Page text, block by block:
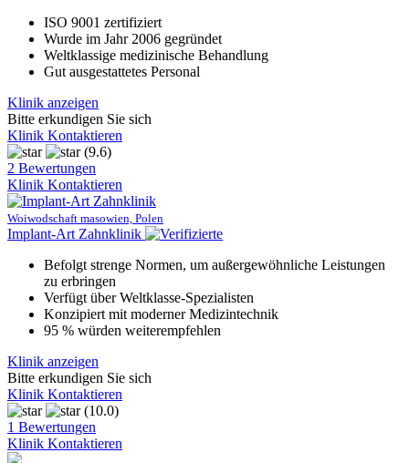
ISO 9001 zertifiziert
Wurde im Jahr 2006 gegründet
Weltklassige medizinische Behandlung
Gut ausgestattetes Personal
Klinik anzeigen
Bitte erkundigen Sie sich
Klinik Kontaktieren
(9.6)
2 Bewertungen
Klinik Kontaktieren
Woiwodschaft masowien, Polen
Implant-Art Zahnklinik
Befolgt strenge Normen, um außergewöhnliche Leistungen
zu erbringen
Verfügt über Weltklasse-Spezialisten
Konzipiert mit moderner Medizintechnik
95 % würden weiterempfehlen
Klinik anzeigen
Bitte erkundigen Sie sich
Klinik Kontaktieren
(10.0)
1 Bewertungen
Klinik Kontaktieren